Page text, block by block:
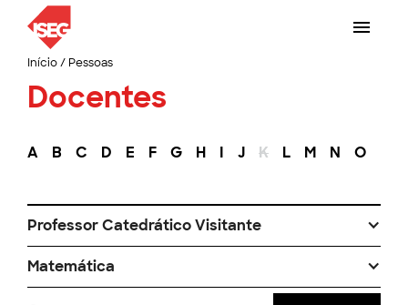
Início/ Pessoas
Docentes
A B C D E F G H I J K L M N O
Professor Catedrático Visitante
Matemática